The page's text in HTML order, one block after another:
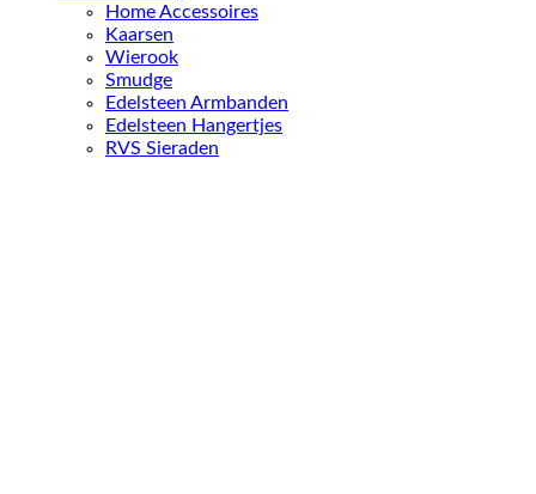
Home Accessoires
Kaarsen
Wierook
Smudge
Edelsteen Armbanden
Edelsteen Hangertjes
RVS Sieraden